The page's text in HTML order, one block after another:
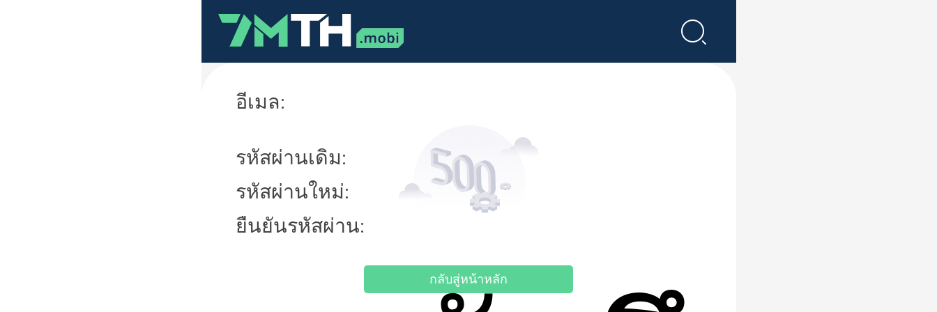
อีเมล:
รหัสผ่านเดิม:
รหัสผ่านใหม่:
ยืนยันรหัสผ่าน:
กลับสู่หน้าหลัก